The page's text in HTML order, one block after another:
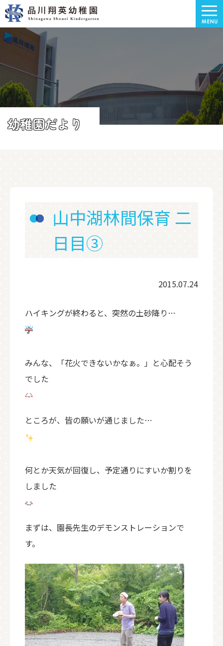
幼稚園だより
山中湖林間保育 二
日目③
2015.07.24
ハイキングが終わると、突然の土砂降り…
みんな、「花火できないかなぁ。」と心配そう
でした
ところが、皆の願いが通じました…
何とか天気が回復し、予定通りにすいか割りを
しました
まずは、園長先生のデモンストレーションで
す。